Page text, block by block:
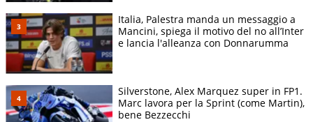
Italia, Palestra manda un messaggio a
Mancini, spiega il motivo del no all’Inter
e lancia l'alleanza con Donnarumma
Silverstone, Alex Marquez super in FP1.
Marc lavora per la Sprint (come Martin),
bene Bezzecchi